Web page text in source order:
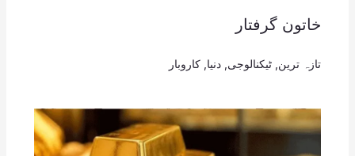
خاتون گرفتار
تازہ ترین ٹیکنالوجی دنیا کاروبار